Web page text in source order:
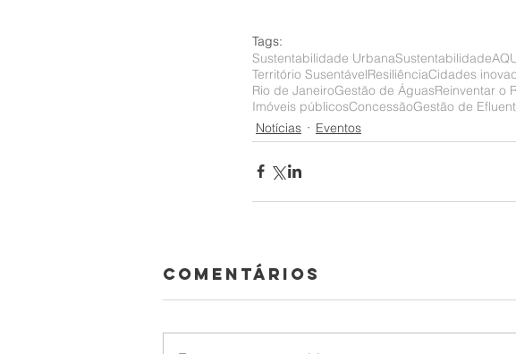
Tags:
Sustentabilidade UrbanaSustentabilidade
Território SusentávelResiliênciaCidades
Rio de JaneiroGestão de ÁguasReinventar o
Imóveis públicosConcessãoGestão de
Notícias
Eventos
Comentários